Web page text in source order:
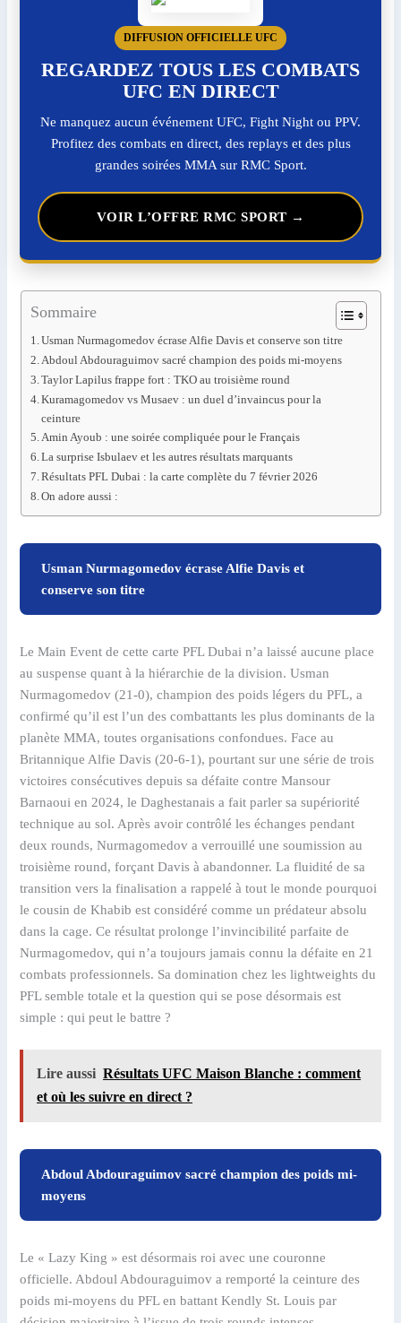
DIFFUSION OFFICIELLE UFC
REGARDEZ TOUS LES COMBATS
UFC EN DIRECT
Ne manquez aucun événement UFC, Fight Night ou PPV.
Profitez des combats en direct, des replays et des plus
grandes soirées MMA sur RMC Sport.
VOIR L’OFFRE RMC SPORT →
Sommaire
Usman Nurmagomedov écrase Alfie Davis et conserve son titre
Abdoul Abdouraguimov sacré champion des poids mi-moyens
Taylor Lapilus frappe fort : TKO au troisième round
Kuramagomedov vs Musaev : un duel d’invaincus pour la
ceinture
Amin Ayoub : une soirée compliquée pour le Français
La surprise Isbulaev et les autres résultats marquants
Résultats PFL Dubai : la carte complète du 7 février 2026
On adore aussi :
Usman Nurmagomedov écrase Alfie Davis et
conserve son titre
Le Main Event de cette carte PFL Dubai n’a laissé aucune place
au suspense quant à la hiérarchie de la division. Usman
Nurmagomedov (21-0), champion des poids légers du PFL, a
confirmé qu’il est l’un des combattants les plus dominants de la
planète MMA, toutes organisations confondues. Face au
Britannique Alfie Davis (20-6-1), pourtant sur une série de trois
victoires consécutives depuis sa défaite contre Mansour
Barnaoui en 2024, le Daghestanais a fait parler sa supériorité
technique au sol. Après avoir contrôlé les échanges pendant
deux rounds, Nurmagomedov a verrouillé une soumission au
troisième round, forçant Davis à abandonner. La fluidité de sa
transition vers la finalisation a rappelé à tout le monde pourquoi
le cousin de Khabib est considéré comme un prédateur absolu
dans la cage. Ce résultat prolonge l’invincibilité parfaite de
Nurmagomedov, qui n’a toujours jamais connu la défaite en 21
combats professionnels. Sa domination chez les lightweights du
PFL semble totale et la question qui se pose désormais est
simple : qui peut le battre ?
Lire aussi Résultats UFC Maison Blanche : comment
et où les suivre en direct ?
Abdoul Abdouraguimov sacré champion des poids mi-
moyens
Le « Lazy King » est désormais roi avec une couronne
officielle. Abdoul Abdouraguimov a remporté la ceinture des
poids mi-moyens du PFL en battant Kendly St. Louis par